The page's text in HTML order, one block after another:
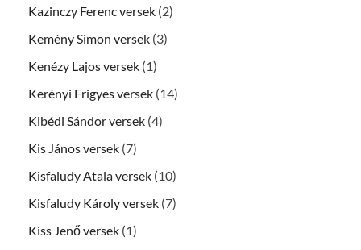
Kazinczy Ferenc versek (2)
Kemény Simon versek (3)
Kenézy Lajos versek (1)
Kerényi Frigyes versek (14)
Kibédi Sándor versek (4)
Kis János versek (7)
Kisfaludy Atala versek (10)
Kisfaludy Károly versek (7)
Kiss Jenő versek (1)